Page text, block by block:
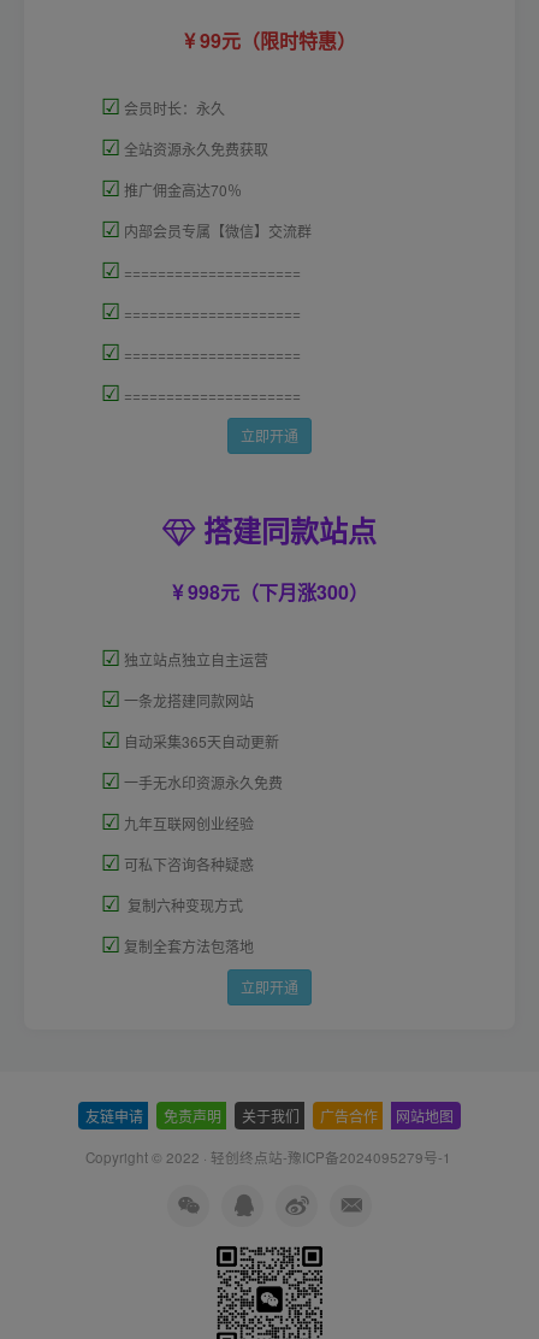
99元（限时特惠）
☑ 会员时长：永久
☑ 全站资源永久免费获取
☑ 推广佣金高达70％
☑ 内部会员专属【微信】交流群
☑ =====================
☑ =====================
☑ =====================
☑ =====================
立即开通
搭建同款站点
998元（下月涨300）
☑ 独立站点独立自主运营
☑ 一条龙搭建同款网站
☑ 自动采集365天自动更新
☑ 一手无水印资源永久免费
☑ 九年互联网创业经验
☑ 可私下咨询各种疑惑
☑ 复制六种变现方式
☑ 复制全套方法包落地
立即开通
友链申请 免责声明 关于我们 广告合作 网站地图
Copyright © 2022 · 轻创终点站-豫ICP备2024095279号-1